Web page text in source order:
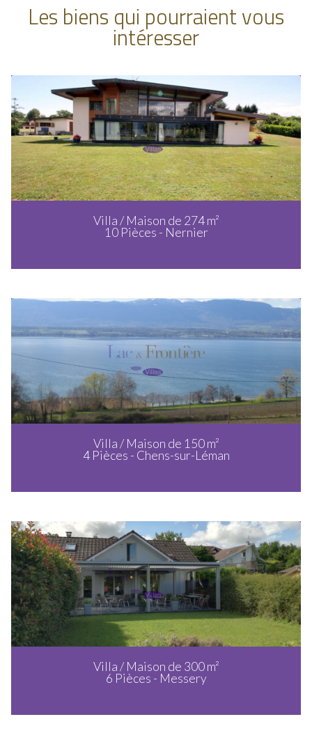
Les biens qui pourraient vous
intéresser
Villa / Maison de 274 m²
10 Pièces - Nernier
Villa / Maison de 150 m²
4 Pièces - Chens-sur-Léman
Villa / Maison de 300 m²
6 Pièces - Messery